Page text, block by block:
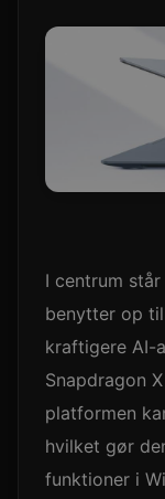
I centrum
benytter op
kraftigere AI-
Snapdragon
platformen
hvilket gør
funktioner i